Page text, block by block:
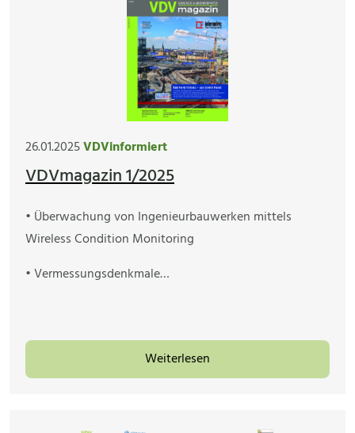
26.01.2025VDVinformiert
VDVmagazin 1/2025
• Überwachung von Ingenieurbauwerken mittels
Wireless Condition Monitoring
• Vermessungsdenkmale…
Weiterlesen